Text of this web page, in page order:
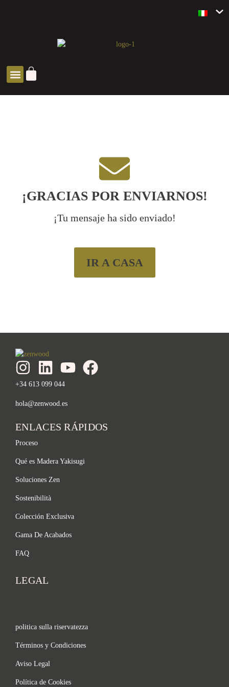
¡GRACIAS POR ENVIARNOS!
¡Tu mensaje ha sido enviado!
IR A CASA
+34 613 099 044
hola@zenwood.es
ENLACES RÁPIDOS
Proceso
Qué es Madera Yakisugi
Soluciones Zen
Sostenibilità
Colección Exclusiva
Gama De Acabados
FAQ
LEGAL
politica sulla riservatezza
Términos y Condiciones
Aviso Legal
Política de Cookies